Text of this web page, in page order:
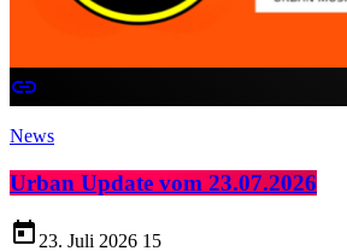
insert_link
News
Urban Update vom 23.07.2026
today 23. Juli 2026 15